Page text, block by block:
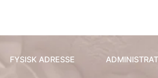
PT
RU
FYSISK ADRESSE